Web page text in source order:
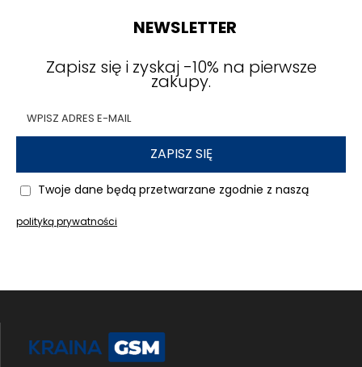
NEWSLETTER
Zapisz się i zyskaj -10% na pierwsze
zakupy.
ZAPISZ SIĘ
Twoje dane będą przetwarzane zgodnie z naszą
polityką prywatności